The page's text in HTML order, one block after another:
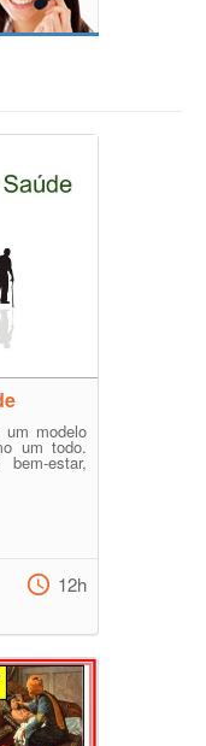
modelo
um todo.
estar,
12h